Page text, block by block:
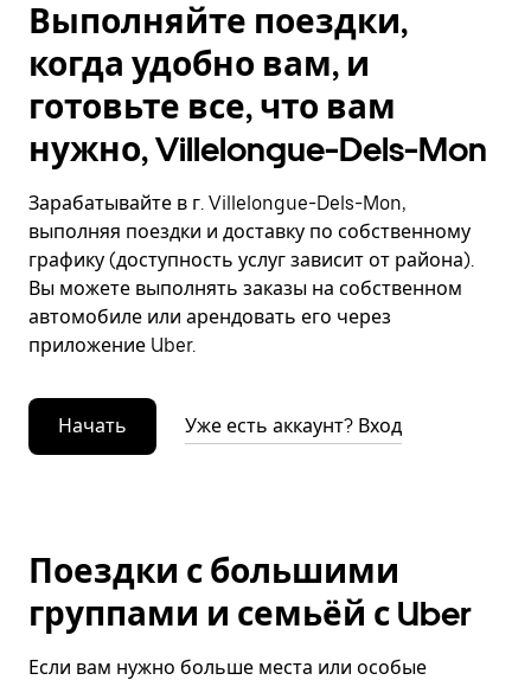
Выполняйте поездки,
когда удобно вам, и
готовьте все, что вам
нужно, Villelongue-Dels-Mon
Зарабатывайте в г. Villelongue-Dels-Mon,
выполняя поездки и доставку по собственному
графику (доступность услуг зависит от района).
Вы можете выполнять заказы на собственном
автомобиле или арендовать его через
приложение Uber.
Начать Уже есть аккаунт? Вход
Поездки с большими
группами и семьёй с Uber
Если вам нужно больше места или особые